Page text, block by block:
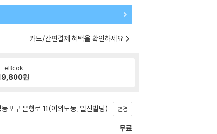
카드/간편결제 혜택을 확인하세요
eBook
원
포구 은행로 11(여의도동, 일신빌딩) 변경
무료